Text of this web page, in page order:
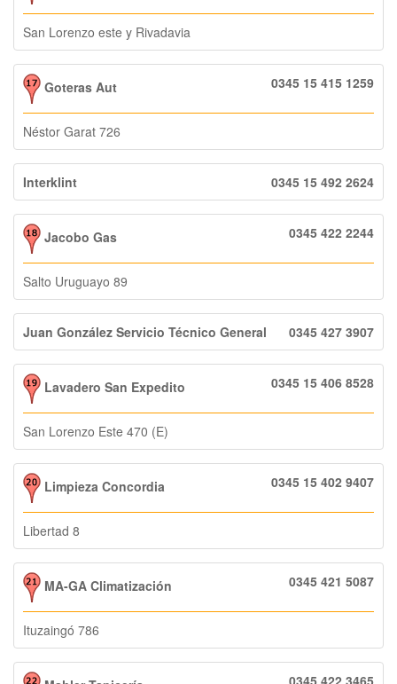
San Lorenzo este y Rivadavia
Goteras Aut 0345 15 415 1259
Néstor Garat 726
Interklint 0345 15 492 2624
Jacobo Gas 0345 422 2244
Salto Uruguayo 89
Juan González Servicio Técnico General 0345 427 3907
Lavadero San Expedito 0345 15 406 8528
San Lorenzo Este 470 (E)
Limpieza Concordia 0345 15 402 9407
Libertad 8
MA-GA Climatización 0345 421 5087
Ituzaingó 786